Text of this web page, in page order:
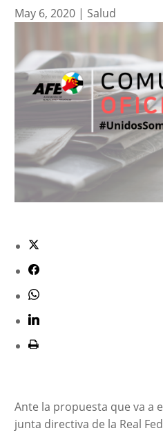
May 6, 2020| Salud
Ante la propuesta que va a
junta directiva de la Real